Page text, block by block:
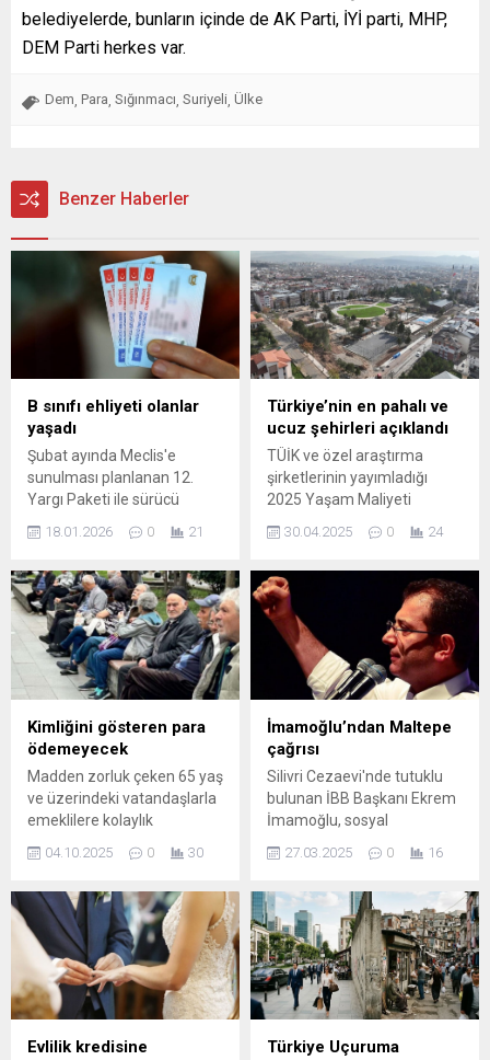
belediyelerde, bunların içinde de AK Parti, İYİ parti, MHP,
DEM Parti herkes var.
Dem Para Sığınmacı Suriyeli Ülke
Benzer Haberler
B sınıfı ehliyeti olanlar
yaşadı
Şubat ayında Meclis'e
sunulması planlanan 12.
Yargı Paketi ile sürücü
kimliklerinin kapsamında
değişikliğe gidilmesi
yapılan değişiklik ile B sınıfı
ehliyet sahiplerine 125 cc'ye
kadar motosiklet
kullanabilme yetkisi
verilirken, yeni paketle
birlikte bu sınırın 250 cc'ye
yükseltileceği öne sürüldü.
18.01.2026 0 21
Türkiye’nin en pahalı ve
ucuz şehirleri açıklandı
TÜİK ve özel araştırma
şirketlerinin yayımladığı
2025 Yaşam Maliyeti
Endeksi verilerine göre,
Türkiye’nin en pahalı ve en
gıda, ulaşım, sağlık ve temel
ihtiyaç harcamalarının
dikkate alındığı çalışmada,
şehirler arasındaki fark
dikkat çekti.
30.04.2025 0 24
Kimliğini gösteren para
ödemeyecek
Madden zorluk çeken 65 yaş
ve üzerindeki vatandaşlarla
emeklilere kolaylık
hizmet ya indirimli olarak ya
taşıma araçlarından kültürel
mekânlara uzanan hizmet
alım destekleri hem
ekonomik hem de ...
04.10.2025 0 30
İmamoğlu’ndan Maltepe
çağrısı
Silivri Cezaevi'nde tutuklu
bulunan İBB Başkanı Ekrem
İmamoğlu, sosyal
paylaşımla cumartesi günü
düzenleyeceği mitinge çağrı
yaptı
27.03.2025 0 16
Evlilik kredisine
Türkiye Uçuruma